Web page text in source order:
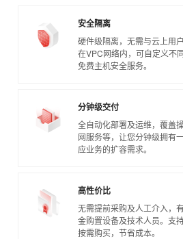
安全隔离
硬件级隔离，无需与云上用
在VPC网络内，可自定义不
免费主机安全服务。
分钟级交付
全自动化部署及运维，覆盖
网服务等，让您分钟级拥有
应业务的扩容需求。
高性价比
无需提前采购及人工介入，
金购置设备及技术人员。支
按需购买，节省成本。